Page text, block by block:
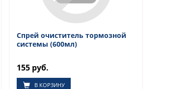
Спрей очиститель тормозной
системы (600мл)
155 руб.
В КОРЗИНУ